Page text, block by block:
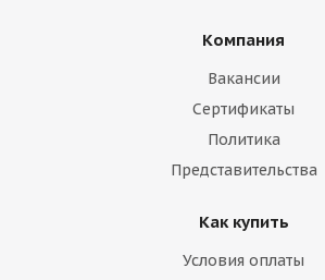
Компания
Вакансии
Сертификаты
Политика
Представительства
Как купить
Условия оплаты